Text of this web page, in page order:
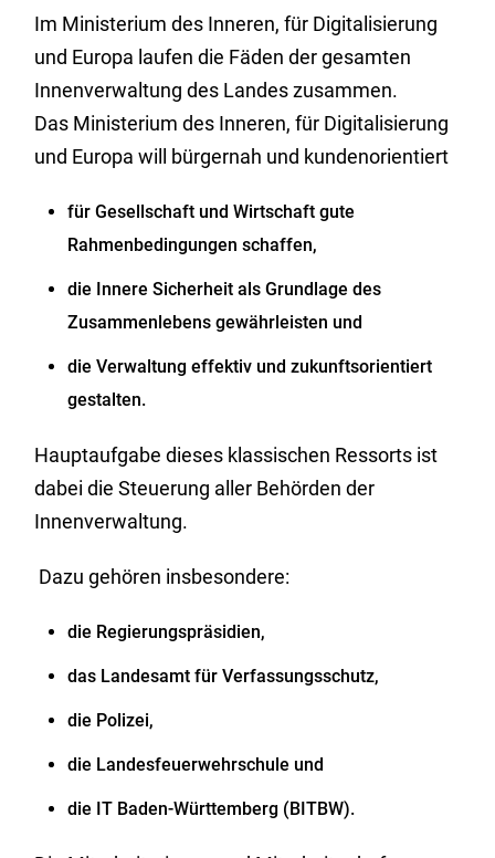
Im Ministerium des Inneren, für Digitalisierung
und Europa laufen die Fäden der gesamten
Innenverwaltung des Landes zusammen.
Das Ministerium des Inneren, für Digitalisierung
und Europa will bürgernah und kundenorientiert
für Gesellschaft und Wirtschaft gute
Rahmenbedingungen schaffen,
die Innere Sicherheit als Grundlage des
Zusammenlebens gewährleisten und
die Verwaltung effektiv und zukunftsorientiert
gestalten.
Hauptaufgabe dieses klassischen Ressorts ist
dabei die Steuerung aller Behörden der
Innenverwaltung.
Dazu gehören insbesondere:
die Regierungspräsidien,
das Landesamt für Verfassungsschutz,
die Polizei,
die Landesfeuerwehrschule und
die IT Baden-Württemberg (BITBW).